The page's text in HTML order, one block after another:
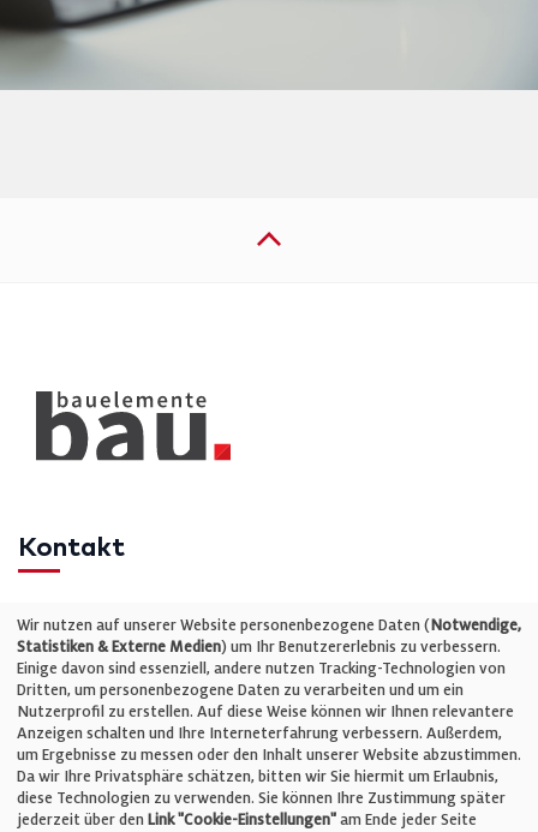
Kontakt
Telefon: +49 (0)711 2585563-0
E-Mail:info@bauelemente-bau.eu
Unternehmen
Impressum
Wir nutzen auf unserer Website personenbezogene Daten (Notwendige,
Statistiken & Externe Medien) um Ihr Benutzererlebnis zu verbessern.
Einige davon sind essenziell, andere nutzen Tracking-Technologien von
Dritten, um personenbezogene Daten zu verarbeiten und um ein
Nutzerprofil zu erstellen. Auf diese Weise können wir Ihnen relevantere
Anzeigen schalten und Ihre Interneterfahrung verbessern. Außerdem,
um Ergebnisse zu messen oder den Inhalt unserer Website abzustimmen.
Da wir Ihre Privatsphäre schätzen, bitten wir Sie hiermit um Erlaubnis,
diese Technologien zu verwenden. Sie können Ihre Zustimmung später
jederzeit über den Link "Cookie-Einstellungen" am Ende jeder Seite